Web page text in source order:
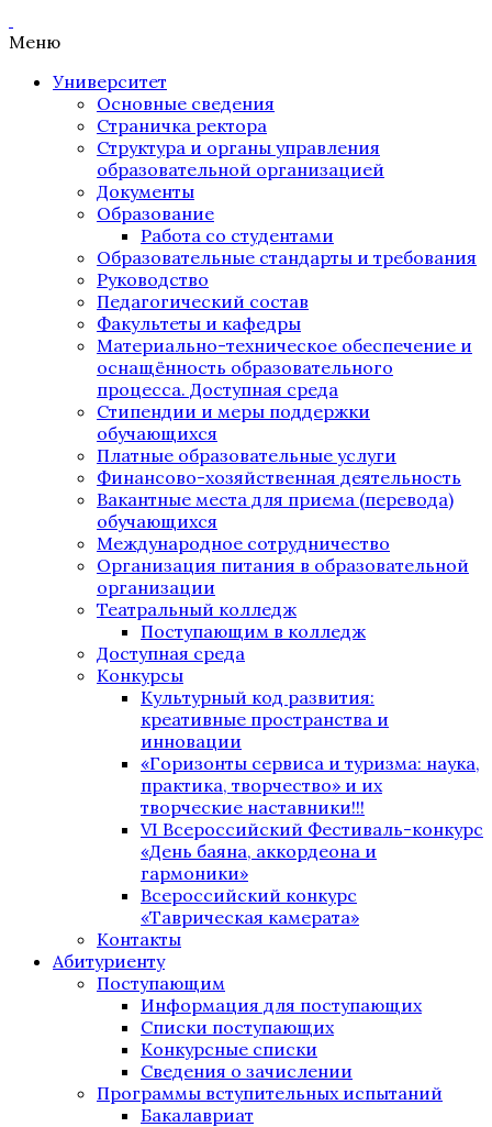
Меню
Университет
Основные сведения
Страничка ректора
Структура и органы управления
образовательной организацией
Документы
Образование
Работа со студентами
Образовательные стандарты и требования
Руководство
Педагогический состав
Факультеты и кафедры
Материально-техническое обеспечение и
оснащённость образовательного
процесса. Доступная среда
Стипендии и меры поддержки
обучающихся
Платные образовательные услуги
Финансово-хозяйственная деятельность
Вакантные места для приема (перевода)
обучающихся
Международное сотрудничество
Организация питания в образовательной
организации
Театральный колледж
Поступающим в колледж
Доступная среда
Конкурсы
Культурный код развития:
креативные пространства и
инновации
«Горизонты сервиса и туризма: наука,
практика, творчество» и их
творческие наставники!!!
VI Всероссийский Фестиваль-конкурс
«День баяна, аккордеона и
гармоники»
Всероссийский конкурс
«Таврическая камерата»
Контакты
Абитуриенту
Поступающим
Информация для поступающих
Списки поступающих
Конкурсные списки
Сведения о зачислении
Программы вступительных испытаний
Бакалавриат